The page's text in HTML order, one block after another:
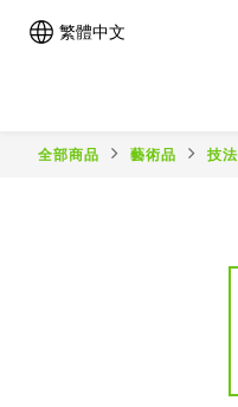
繁體中文
全部商品 藝術品 技法